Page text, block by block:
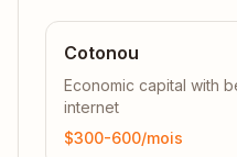
Cotonou
Economic capital with
internet
$300-600/mois